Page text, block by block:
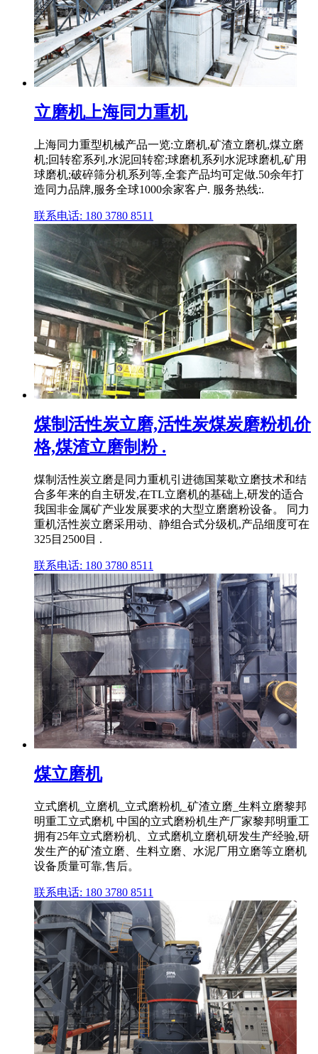
立磨机上海同力重机
上海同力重型机械产品一览:立磨机,矿渣立磨机,煤立磨
机;回转窑系列,水泥回转窑;球磨机系列水泥球磨机,矿用
球磨机;破碎筛分机系列等,全套产品均可定做.50余年打
造同力品牌,服务全球1000余家客户. 服务热线:.
联系电话: 180 3780 8511
煤制活性炭立磨,活性炭煤炭磨粉机价
格,煤渣立磨制粉 .
煤制活性炭立磨是同力重机引进德国莱歇立磨技术和结
合多年来的自主研发,在TL立磨机的基础上,研发的适合
我国非金属矿产业发展要求的大型立磨磨粉设备。 同力
重机活性炭立磨采用动、静组合式分级机,产品细度可在
325目2500目 .
联系电话: 180 3780 8511
煤立磨机
立式磨机_立磨机_立式磨粉机_矿渣立磨_生料立磨黎邦
明重工立式磨机 中国的立式磨粉机生产厂家黎邦明重工
拥有25年立式磨粉机、立式磨机立磨机研发生产经验,研
发生产的矿渣立磨、生料立磨、水泥厂用立磨等立磨机
设备质量可靠,售后。
联系电话: 180 3780 8511